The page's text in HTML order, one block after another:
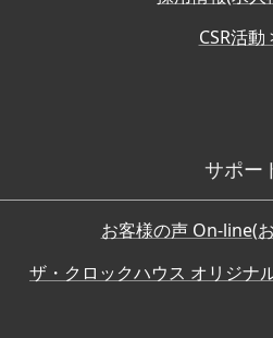
CSR活動
サポー
お客様の声 On-line(
ザ・クロックハウス オリジナ